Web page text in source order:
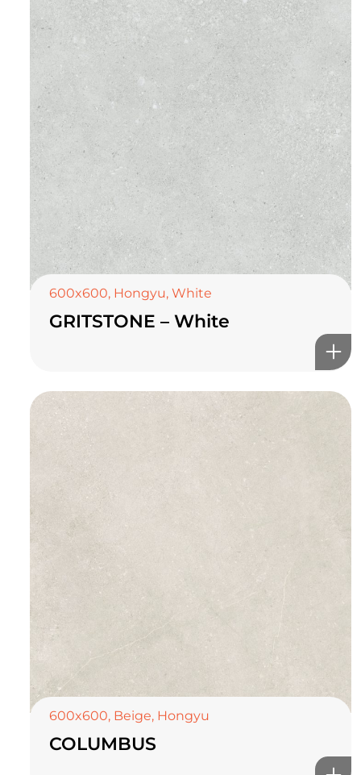
600x600, Hongyu, White
GRITSTONE – White
600x600, Beige, Hongyu
COLUMBUS